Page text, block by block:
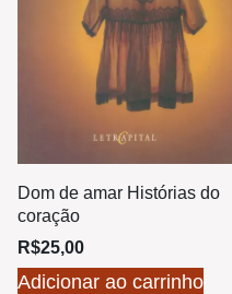
Dom de amar Histórias do
coração
R$25,00
Adicionar ao carrinho